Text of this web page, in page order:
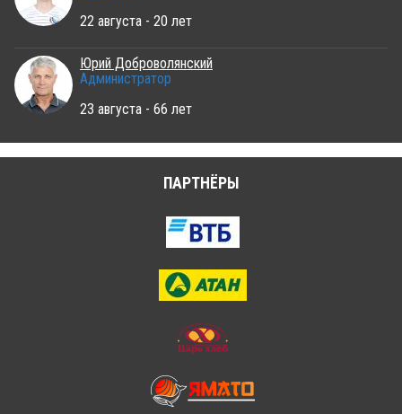
22 августа - 20 лет
Юрий Доброволянский
Администратор
23 августа - 66 лет
ПАРТНЁРЫ